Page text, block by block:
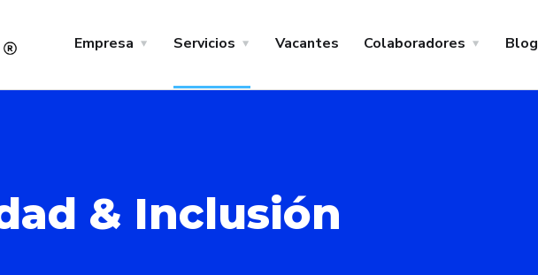
Empresa Servicios Vacantes Colaboradores Blog
& Inclusión